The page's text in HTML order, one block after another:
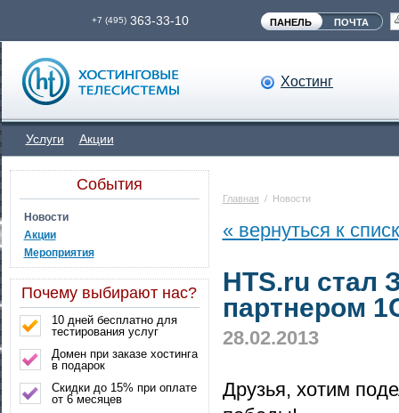
+7 (495) 363-33-10 ПАНЕЛЬ ПОЧТА
Хостинг
Услуги Акции
События
Новости
Акции
Мероприятия
Почему выбирают нас?
10 дней бесплатно для
тестирования услуг
Домен при заказе хостинга
в подарок
Скидки до 15% при оплате
от 6 месяцев
Главная / Новости
« вернуться к
HTS.ru
партнером
28.02.2013
Друзья, хотим